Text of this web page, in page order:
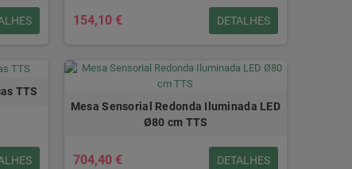
154,10 € DETALHES
TTS
Mesa Sensorial Redonda Iluminada LED
Ø80 cm TTS
704,40 € DETALHES